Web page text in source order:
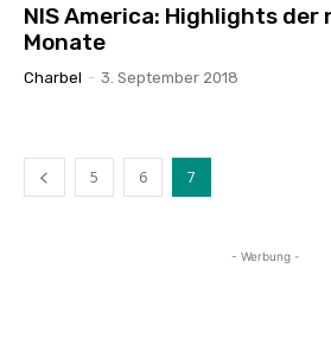
NIS America: Highlights der
Monate
Charbel - 3. September 2018
5 6 7
- Werbung -